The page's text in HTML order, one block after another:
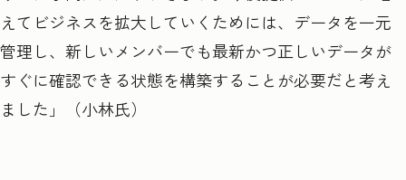
えてビジネスを拡大していくためには、データを一元
管理し、新しいメンバーでも最新かつ正しいデータが
すぐに確認できる状態を構築することが必要だと考え
ました」（小林氏）